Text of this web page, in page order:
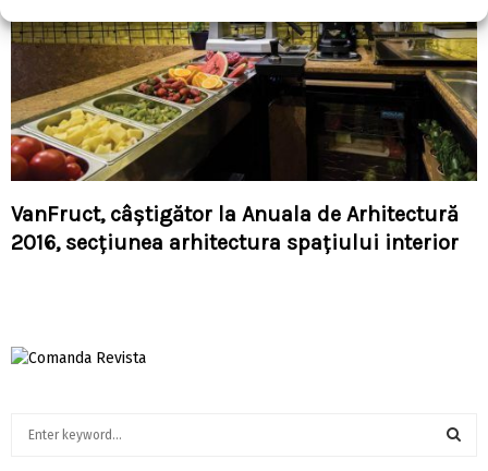
VanFruct, câștigător la Anuala de Arhitectură
2016, secțiunea arhitectura spațiului interior